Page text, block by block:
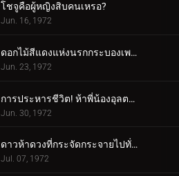
โชจูคือผู้หญิงสิบคนเหรอ?
Jun. 16, 1972
ดอกไม้สีแดงแห่งนรกกระบองเพชร
Jun. 23, 1972
การประหารชีวิต! ห้าพี่น้องอุลตร้า
Jun. 30, 1972
ดาวห้าดวงที่กระจัดกระจายไปทั่วกาแล็กซี
Jul. 07, 1972